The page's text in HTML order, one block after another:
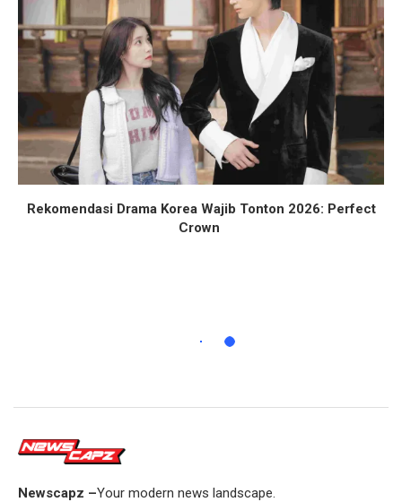
Rekomendasi Drama Korea Wajib Tonton 2026: Perfect
Crown
Newscapz –Your modern news landscape.